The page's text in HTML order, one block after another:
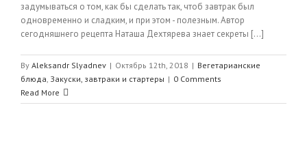
задумываться о том, как бы сделать так, чтоб завтрак был
одновременно и сладким, и при этом - полезным. Автор
сегодняшнего рецепта Наташа Дехтярева знает секреты [...]
By Aleksandr Slyadnev | Октябрь 12th, 2018 | Вегетарианские
блюда, Закуски, завтраки и стартеры | 0 Comments
Read More